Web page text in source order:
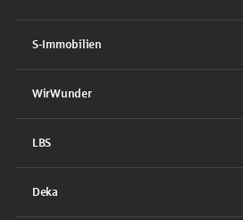
S-Immobilien
WirWunder
LBS
Deka